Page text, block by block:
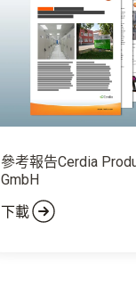
參考報告Cerdia
GmbH
下載